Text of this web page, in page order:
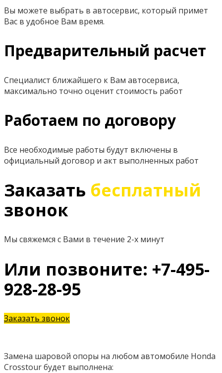
Вы можете выбрать в автосервис, который примет
Вас в удобное Вам время.
Предварительный расчет
Специалист ближайшего к Вам автосервиса,
максимально точно оценит стоимость работ
Работаем по договору
Все необходимые работы будут включены в
официальный договор и акт выполненных работ
Заказать бесплатный
звонок
Мы свяжемся с Вами в течение 2-х минут
Или позвоните: +7-495-
928-28-95
Заказать звонок
Замена шаровой опоры на любом автомобиле Honda
Crosstour будет выполнена: